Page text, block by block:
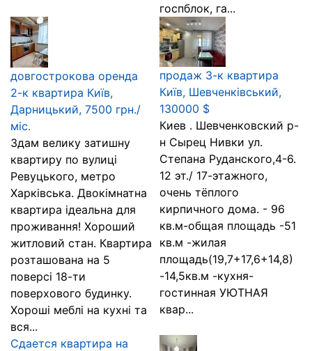
госпблок, га...
довгострокова оренда
2-к квартира Київ,
Дарницький, 7500 грн./
міс.
Здам велику затишну
квартиру по вулиці
Ревуцького, метро
Харківська. Двокімнатна
квартира ідеальна для
проживання! Хороший
житловий стан. Квартира
розташована на 5
поверсі 18-ти
поверхового будинку.
Хороші меблі на кухні та
вся...
продаж 3-к квартира
Київ, Шевченківський,
130000 $
Киев . Шевченковский р-
н Сырец Нивки ул.
Степана Руданского,4-6.
12 эт./ 17-этажного,
очень тёплого
кирпичного дома. - 96
кв.м-общая площадь -51
кв.м -жилая
площадь(19,7+17,6+14,8)
-14,5кв.м -кухня-
гостинная УЮТНАЯ
квар...
Сдается квартира на